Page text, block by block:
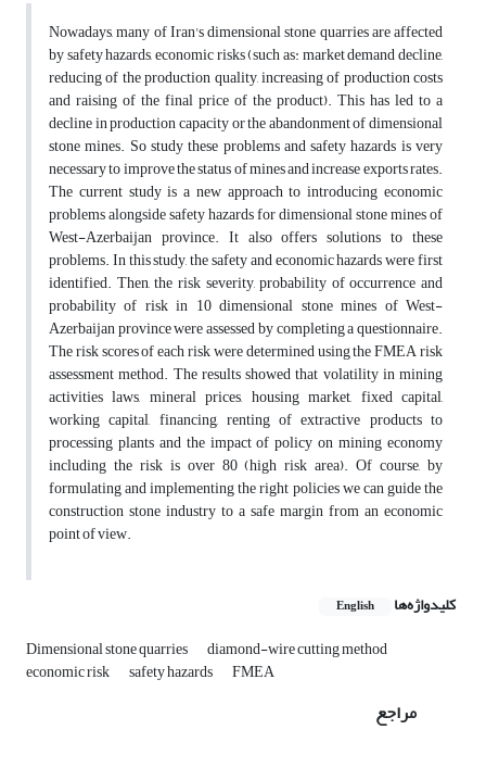
Nowadays, many of Iran's dimensional stone quarries are affected
by safety hazards, economic risks (such as: market demand decline,
reducing of the production quality, increasing of production costs
and raising of the final price of the product). This has led to a
decline in production capacity or the abandonment of dimensional
stone mines. So study these problems and safety hazards is very
necessary to improve the status of mines and increase exports rates.
The current study is a new approach to introducing economic
problems alongside safety hazards for dimensional stone mines of
West-Azerbaijan province. It also offers solutions to these
problems. In this study, the safety and economic hazards were first
identified. Then, the risk severity, probability of occurrence and
probability of risk in 10 dimensional stone mines of West-
Azerbaijan province were assessed by completing a questionnaire.
The risk scores of each risk were determined using the FMEA risk
assessment method. The results showed that volatility in mining
activities laws, mineral prices, housing market, fixed capital,
working capital, financing, renting of extractive products to
processing plants and the impact of policy on mining economy
including the risk is over 80 (high risk area). Of course, by
formulating and implementing the right policies we can guide the
construction stone industry to a safe margin from an economic
point of view.
کلیدواژه‌ها English
Dimensional stone quarries diamond-wire cutting method
economic risk safety hazards FMEA
مراجع